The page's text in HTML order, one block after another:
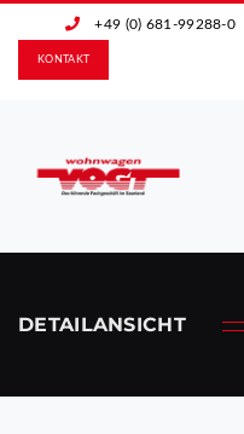
+49 (0) 681-99288-0
KONTAKT
DETAILANSICHT